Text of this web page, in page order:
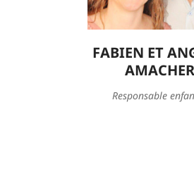
FABIEN ET
AMACHER
Responsable
FABIEN ET